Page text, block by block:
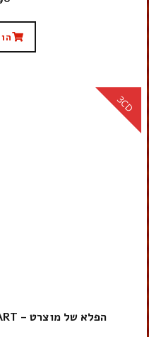
3CD
הפלא של מוצרט – THE WONDER OF MOZART